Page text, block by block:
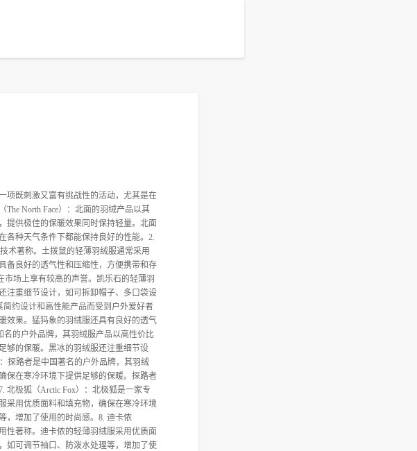
项既刺激又富有挑战性的活动，尤其是在
North Face）：北面的羽绒产品以其
提供极佳的保暖效果同时保持轻量。北面
各种天气条件下都能保持良好的性能。2.
术著称。土拨鼠的轻薄羽绒服通常采用
备良好的透气性和压缩性，方便携带和存
场上享有较高的声誉。凯乐石的轻薄羽
注重细节设计，如可拆卸帽子、多口袋设
约设计和高性能产品而受到户外爱好者
效果。猛犸象的羽绒服还具有良好的透气
名的户外品牌，其羽绒服产品以高性价比
够的保暖。黑冰的羽绒服还注重细节设
探路者是中国著名的户外品牌，其羽绒
保在寒冷环境下提供足够的保暖。探路者
北极狐（Arctic Fox）：北极狐是一家专
采用优质面料和填充物，确保在寒冷环境
，增加了使用的时尚感。8. 迪卡侬
性著称。迪卡侬的轻薄羽绒服采用优质面
如可调节袖口、防泼水处理等，增加了使